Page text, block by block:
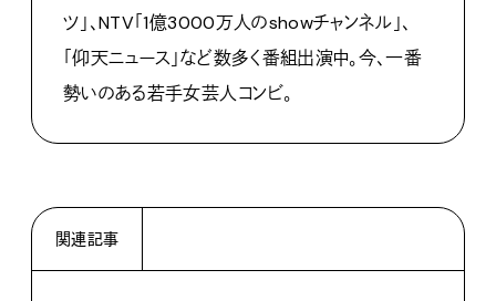
ツ」、NTV「1億3000万人のshowチャンネル」、
「仰天ニュース」など数多く番組出演中。今、一番
勢いのある若手女芸人コンビ。
関連記事